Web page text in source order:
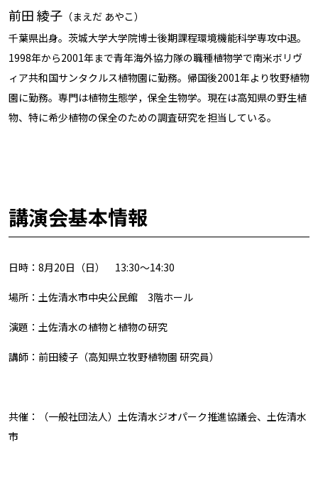
前田 綾子（まえだ あやこ）
千葉県出身。茨城大学大学院博士後期課程環境機能科学専攻中退。
1998年から2001年まで青年海外協力隊の職種植物学で南米ボリヴ
ィア共和国サンタクルス植物園に勤務。帰国後2001年より牧野植物
園に勤務。専門は植物生態学，保全生物学。現在は高知県の野生植
物、特に希少植物の保全のための調査研究を担当している。
講演会基本情報
日時： 8月20日（日） 13:30～14:30
場所：土佐清水市中央公民館 3階ホール
演題：土佐清水の植物と植物の研究
講師：前田綾子（高知県立牧野植物園 研究員）
共催：（一般社団法人）土佐清水ジオパーク推進協議会、土佐清水
市